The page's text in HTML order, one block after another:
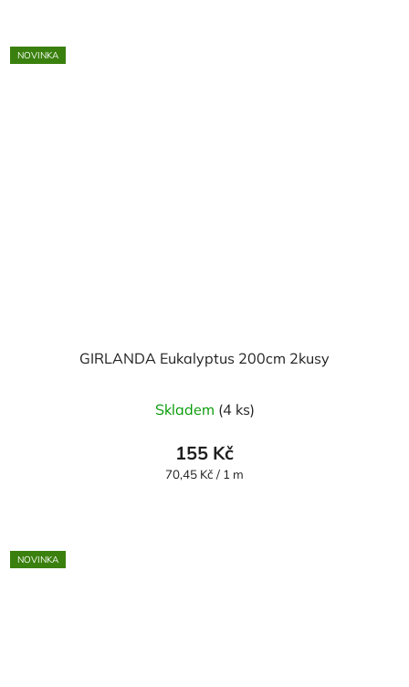
NOVINKA
GIRLANDA Eukalyptus 200cm 2kusy
Skladem (4 ks)
155 Kč
Měrná
70,45 Kč / 1 m
NOVINKA